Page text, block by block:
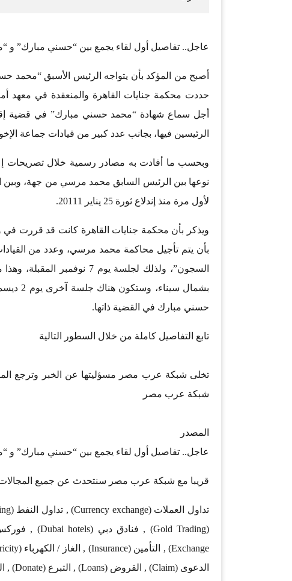
عاجل.. تفاصيل أول لقاء يجمع بين “حسني مبارك” و “محمد
أصبح من المؤكد بأن يتواجه الرئيس الأسبق
أجل سماع شهادة “محمد حسني مبارك” في قضية
الرئيسين فيها، بجانب عدد كبير من قيادات جماعة
وبحسب ما أفادت به مصادر رسمية خلال تصريحات
نوعها بين الرئيس السابق محمد مرسي من جهة،
لأول مرة منذ إندلاع ثورة 25 يناير 20111.
بأن يتم تأجيل محاكمة محمد مرسي، وعدد من
السجون”، ولذلك لجلسة
بشمال
حسني مبارك في القضية ذاتها.
تابع التفاصيل كاملة من خلال السطور التالية
تخلى شبكة عرب مصر مسؤليتها عن الخبر وترجع
شبكة عرب مصر
المصدر
عاجل.. تفاصيل أول لقاء يجمع بين “حسني مبارك” و “محمد
قريبا مع شبكة عرب مصر سنتحدث عن جميع المجالات